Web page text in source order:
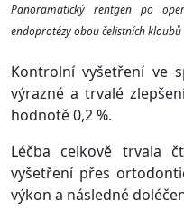
Panoramatický rentgen po
endoprotézy obou čelistních kloubů
Kontrolní vyšetření ve
výrazné a trvalé
hodnotě 0,2 %.
Léčba celkově trvala
vyšetření přes
výkon a následné